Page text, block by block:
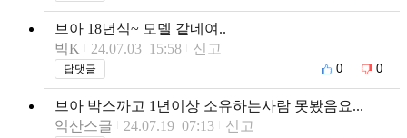
브아 18년식~ 모델 같네여..
빅K
24.07.03 15:58 신고
답댓글 0 0
브아 박스까고 1년이상 소유하는사람 못봤음요...
익산스글
24.07.19 07:13 신고